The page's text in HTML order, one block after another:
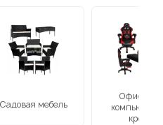
Садовая мебель
Офисные
кресла